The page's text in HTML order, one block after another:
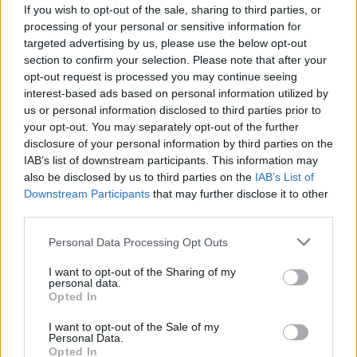
If you wish to opt-out of the sale, sharing to third parties, or
processing of your personal or sensitive information for
targeted advertising by us, please use the below opt-out
section to confirm your selection. Please note that after your
opt-out request is processed you may continue seeing
interest-based ads based on personal information utilized by
us or personal information disclosed to third parties prior to
your opt-out. You may separately opt-out of the further
disclosure of your personal information by third parties on the
IAB’s list of downstream participants. This information may
also be disclosed by us to third parties on the IAB’s List of
Downstream Participants that may further disclose it to other
Please note that this website/app uses one or more Google
not limited to your visit or usage behaviour. You may click to
grant or deny consent to Google and its third-party tags to
use your data for below specified purposes in below Google
consent section.
Personal Data Processing Opt Outs
I want to opt-out of the Sharing of my
personal data.
Opted In
I want to opt-out of the Sale of my
Personal Data.
Opted In
A „nagy test is lehet szép” üzenet fontos, mert sok nőnek ad
felszabadító érzést. A Mayo Clinic ugyanakkor figyelmeztet,
hogy az elhízás nem csupán esztétikai kérdés.
Úgy fogalmaznak, hogy az elhízás orvosi probléma, amely
sok más betegség kockázatát növeli. A 2,5 milliárd túlsúlyos
felnőtt közül sokan szívbetegségekkel, cukorbetegséggel,
magas vérnyomással, magas koleszterinszinttel,
Mit jelent ma a szépség?
mennyire hasonlít egy régi „ideálra”. Sokkal inkább arról,